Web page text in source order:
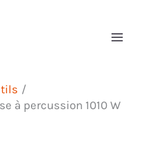
à percussion 1010 W